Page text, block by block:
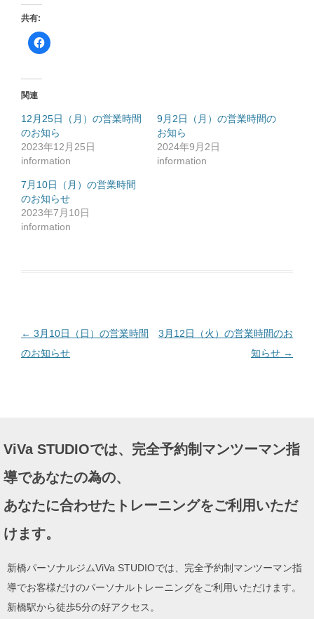
共有:
F
a
共
有
す
る
に
は
ク
ッ
ク
し
て
く
だ
さ
で
開
ま
す
関連
12月25日（月）の営業時間
のお知ら
2023年12月25日
information
9月2日（月）の営業時間の
お知ら
2024年9月2日
information
7月10日（月）の営業時間
のお知らせ
2023年7月10日
information
投
稿
シ
ョ
← 3月10日（日）の営業時間
のお知らせ
3月12日（火）の営業時間のお
知らせ →
ViVa STUDIOでは、完全予約制マンツーマン指
導であなたの為の、
あなたに合わせたトレーニングをご利用いただ
けます。
新橋パーソナルジムViVa STUDIOでは、完全予約制マンツーマン指
導でお客様だけのパーソナルトレーニングをご利用いただけます。
新橋駅から徒歩5分の好アクセス。